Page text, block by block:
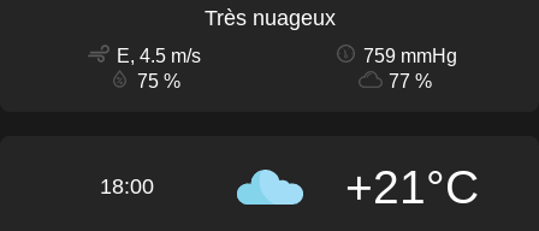
Très nuageux
E, 4.5 m/s
759 mmHg
75 %
77 %
18:00 +21°C